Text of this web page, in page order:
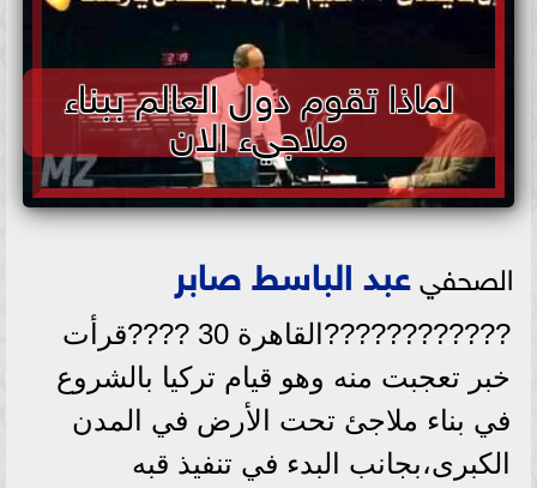
لماذا تقوم دول العالم ببناء
ملاجيء الان
الصحفيعبد الباسط صابر
????????????القاهرة 30 ????قرأت
خبر تعجبت منه وهو قيام تركيا بالشروع
في بناء ملاجئ تحت الأرض في المدن
الكبرى،بجانب البدء في تنفيذ قبه